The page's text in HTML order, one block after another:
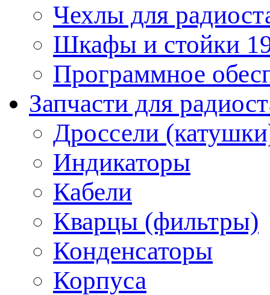
Чехлы для
Шкафы и стойки
Программное
Запчасти для
Дроссели
Индикаторы
Кабели
Кварцы (фильтры)
Конденсаторы
Корпуса